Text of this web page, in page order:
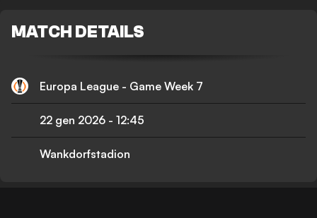
MATCH DETAILS
Europa League - Game Week 7
22 gen 2026 - 12:45
Wankdorfstadion